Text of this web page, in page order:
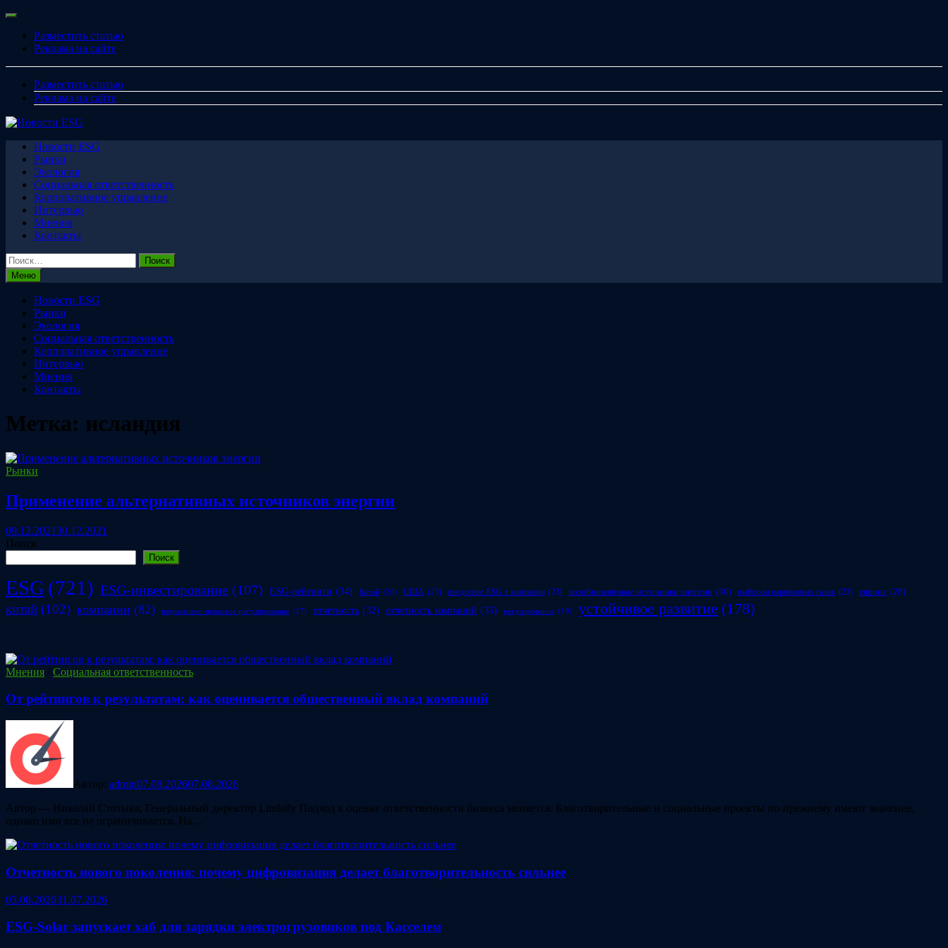
Перейти
содержимому
Меню
Разместить статью
Реклама на сайте
Разместить статью
Реклама на сайте
Новости ESG
Рынки
Экология
Социальная ответственность
Корпоративное управление
Интервью
Мнения
Контакты
Найти:
Меню
Новости ESG
Рынки
Экология
Социальная ответственность
Корпоративное управление
Интервью
Мнения
Контакты
Метка: исландия
Рынки
Применение альтернативных источников энергии
09.12.202130.12.2021
Поиск
Поиск
ESG (721) ESG-инвестирование (107) ESG-рейтинги (34) Китай (20) США (25) внедрение ESG в компании (23) возобновляемые источники энергии (30) выбросы парниковых газов (23) европа (28)
китай (102) компании (82) нормативно-правовое регулирование (17) отчетность (32) отчетность компаний (35) регулирование (19) устойчивое развитие (178)
Мнения / Социальная ответственность
От рейтингов к результатам: как оценивается общественный вклад компаний
Автор: admin07.08.202607.08.2026
Автор — Николай Стотыка, Генеральный директор Lindaily Подход к оценке ответственности бизнеса меняется. Благотворительные и социальные проекты по-прежнему имеют значение,
однако ими все не ограничивается. На…
Отчетность нового поколения: почему цифровизация делает благотворительность сильнее
03.08.202631.07.2026
ESG‑Solar запускает хаб для зарядки электрогрузовиков под Касселем